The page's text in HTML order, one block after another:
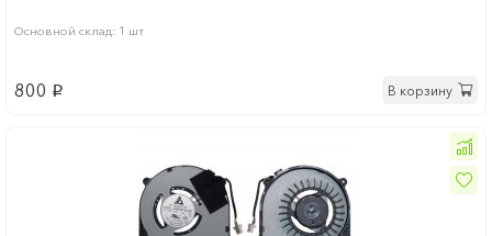
Основной склад: 1 шт
800 p В корзину